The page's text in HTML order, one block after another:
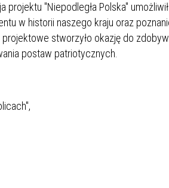
"Niepodległa Polska"
w historii naszego kraju oraz
stworzyło okazję do
postaw patriotycznych.